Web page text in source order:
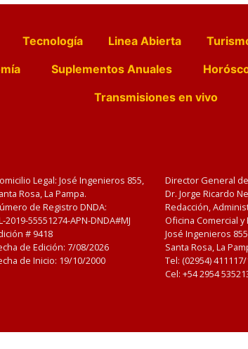
Tecnología Linea Abierta
Suplementos Anuales
Transmisiones en vivo
Legal: José Ingenieros 855,
Rosa, La Pampa.
de Registro DNDA:
2019-55551274-APN-DNDA#MJ
# 9418
de Edición: 7/08/2026
de Inicio: 19/10/2000
Director General
Dr. Jorge Ricardo
Redacción,
Oficina Comercial
José Ingenieros
Santa Rosa, La
Tel: (02954)
Cel: +54 2954